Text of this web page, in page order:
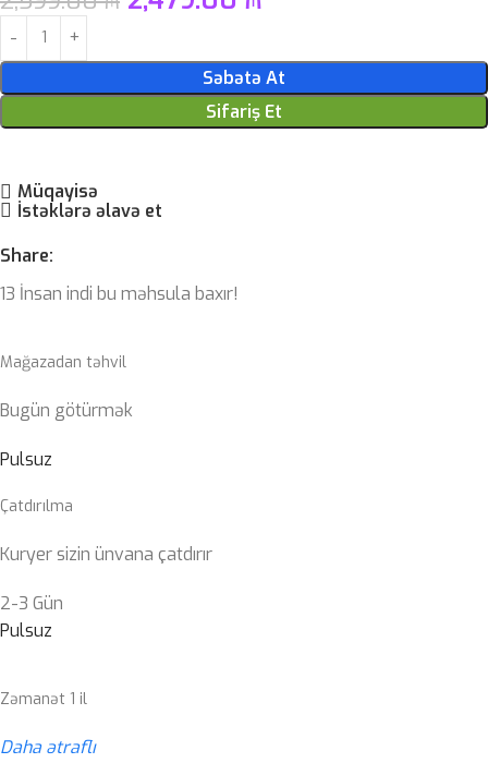
Səbətə At
Sifariş Et
Müqayisə
İstəklərə əlavə et
Share:
13 İnsan indi bu məhsula baxır!
Mağazadan təhvil
Bugün götürmək
Pulsuz
Çatdırılma
Kuryer sizin ünvana çatdırır
2-3 Gün
Pulsuz
Zəmanət 1 il
Daha ətraflı